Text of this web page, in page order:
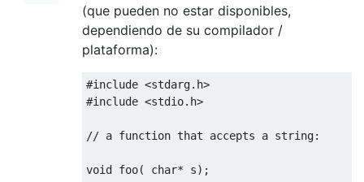
(que pueden no estar disponibles,
dependiendo de su compilador /
plataforma):
#include <stdarg.h>
#include <stdio.h>
// a function that accepts a string:
void foo( char* s);